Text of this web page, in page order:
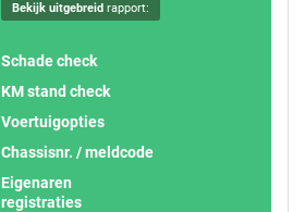
Bekijk uitgebreidrapport:
Schade check
KM stand check
Voertuigopties
Chassisnr. / meldcode
Eigenaren
registraties